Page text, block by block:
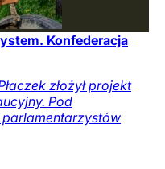
Konfederacja
złożył projekt
Pod
parlamentarzystów